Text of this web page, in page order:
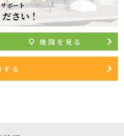
ポート
さい！
地図を見る
る